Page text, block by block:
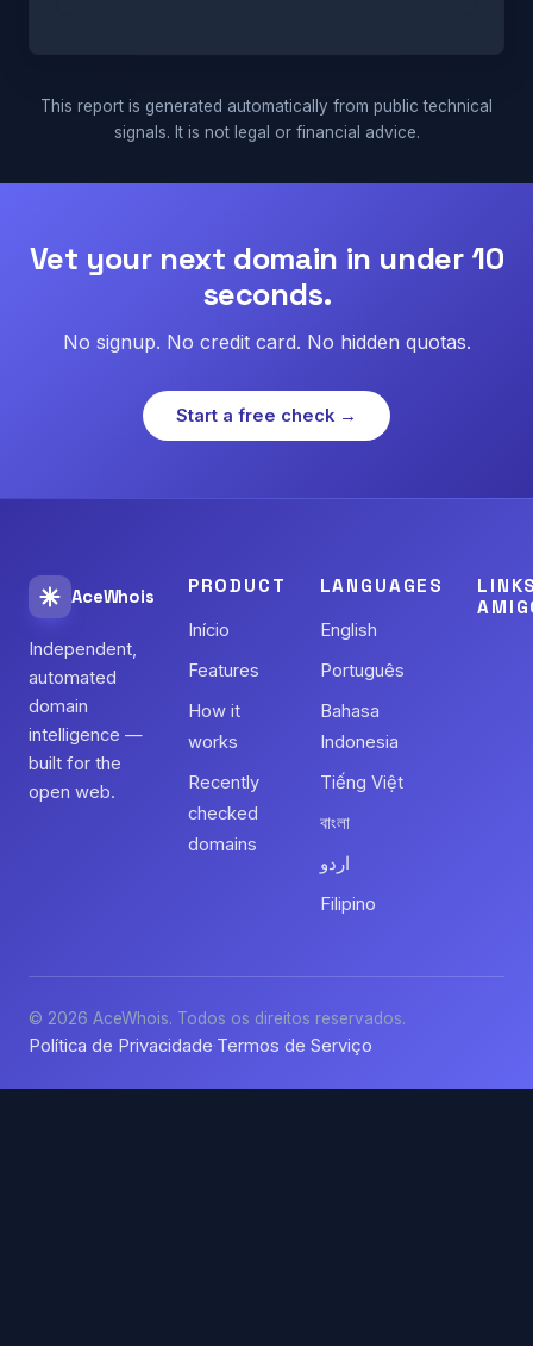
This report is generated automatically from public technical
signals. It is not legal or financial advice.
Vet your next domain in under 10
seconds.
No signup. No credit card. No hidden quotas.
Start a free check →
AceWhois
Independent,
automated
domain
intelligence —
built for the
open web.
PRODUCT
Início
Features
How it
works
Recently
checked
domains
LANGUAGES
English
Português
Bahasa
Indonesia
Tiếng Việt
বাংলা
اردو
Filipino
© 2026 AceWhois. Todos os direitos reservados.
Política de Privacidade·Termos de Serviço